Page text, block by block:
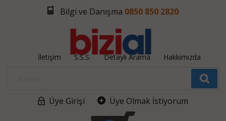
Bilgi ve Danışma 0850 850 2820
İletişim S.S.S. Detaylı Arama Hakkımızda
Üye Girişi Üye Olmak İstiyorum